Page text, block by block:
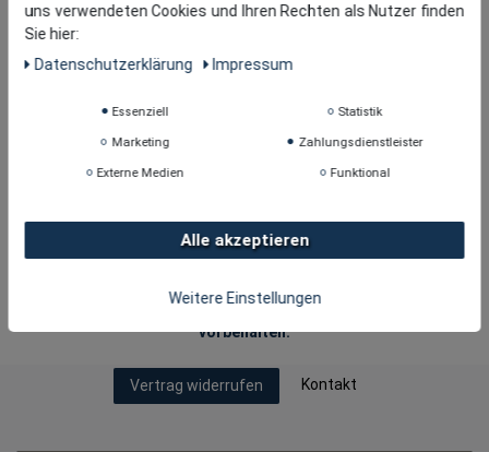
· tomBrook GmbH. Alle Rechte
vorbehalten.
Vertrag widerrufen Kontakt
uns verwendeten Cookies und Ihren Rechten als Nutzer finden
Sie hier:
Daten­schutz­erklärung
Impressum
Essenziell Statistik
Marketing Zahlungsdienstleister
Externe Medien Funktional
Alle akzeptieren
Weitere Einstellungen